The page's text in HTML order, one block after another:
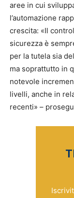
aree in cui
l’automazione
crescita: «Il
sicurezza è
per la tutela sia
ma soprattutto in
notevole
livelli, anche in
recenti» –